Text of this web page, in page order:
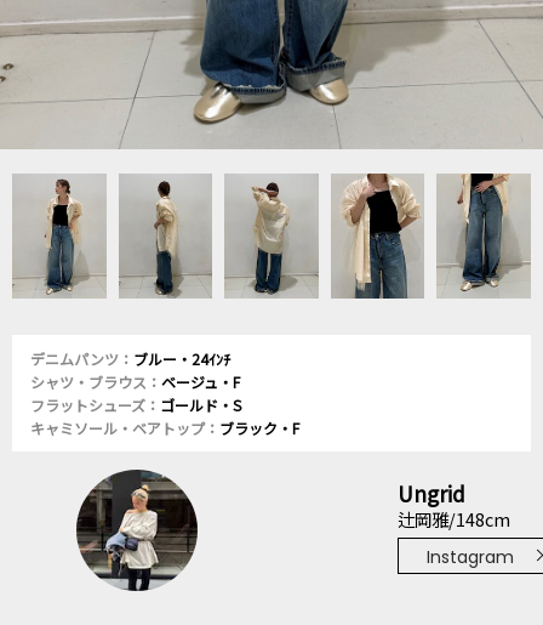
デニムパンツ： ブルー・24ｲﾝﾁ
シャツ・ブラウス： ベージュ・F
フラットシューズ： ゴールド・S
キャミソール・ベアトップ： ブラック・F
Ungrid
辻岡雅/148cm
Instagram